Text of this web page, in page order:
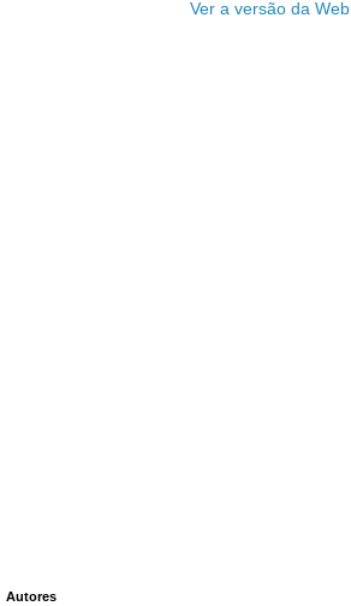
Ver a versão da Web
Autores